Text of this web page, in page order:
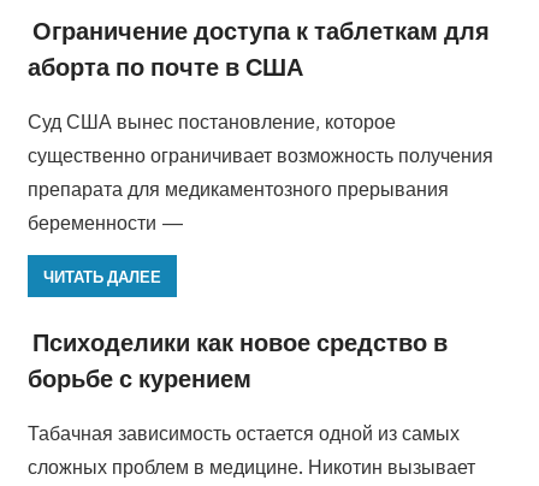
Ограничение доступа к таблеткам для
аборта по почте в США
Суд США вынес постановление, которое
существенно ограничивает возможность получения
препарата для медикаментозного прерывания
беременности —
ЧИТАТЬ ДАЛЕЕ
Психоделики как новое средство в
борьбе с курением
Табачная зависимость остается одной из самых
сложных проблем в медицине. Никотин вызывает